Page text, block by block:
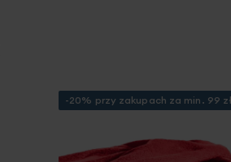
-20% przy zakupach za min. 99 zł